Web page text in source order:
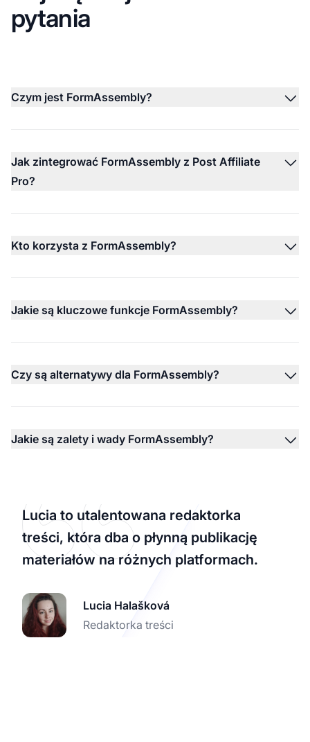
pytania
Czym jest FormAssembly?
Jak zintegrować FormAssembly z Post Affiliate
Pro?
Kto korzysta z FormAssembly?
Jakie są kluczowe funkcje FormAssembly?
Czy są alternatywy dla FormAssembly?
Jakie są zalety i wady FormAssembly?
Lucia to utalentowana redaktorka
treści, która dba o płynną publikację
materiałów na różnych platformach.
Lucia Halašková
Redaktorka treści